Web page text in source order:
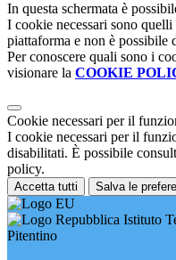
In questa schermata è
I cookie necessari sono
piattaforma e non è possibile
Per conoscere quali sono i
visionare la COOKIE
Cookie necessari per il
I cookie necessari per il
disabilitati. È possibile
policy.
Accetta tutti Salva le
Istituto
Pitentino